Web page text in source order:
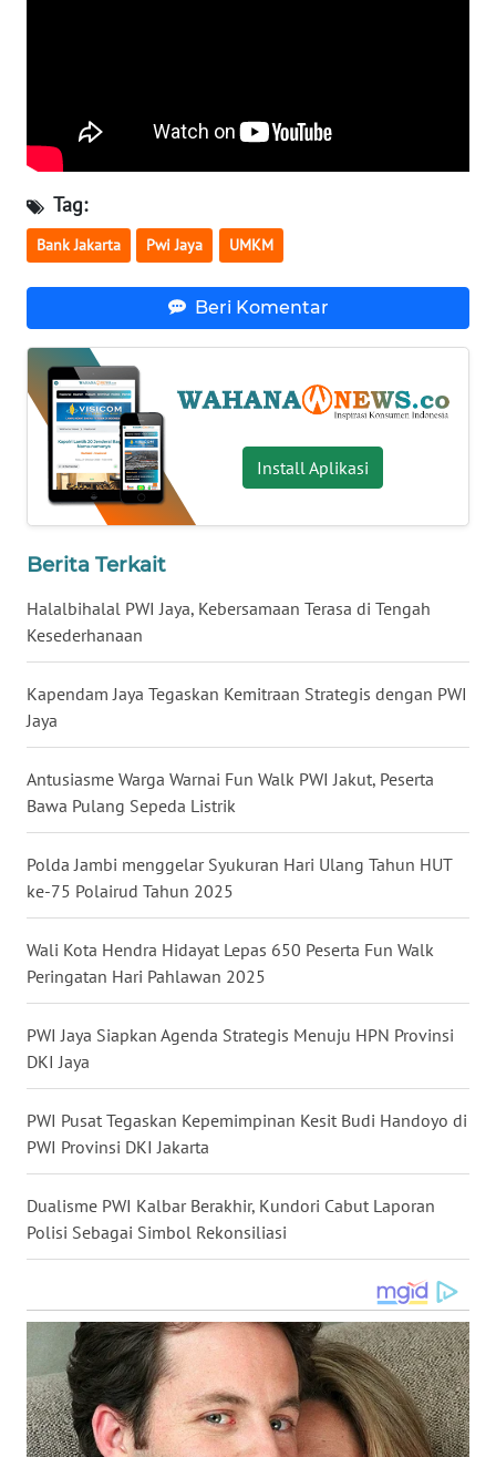
Tag:
Bank Jakarta Pwi Jaya UMKM
Beri Komentar
Install Aplikasi
Berita Terkait
Halalbihalal PWI Jaya, Kebersamaan Terasa di Tengah
Kesederhanaan
Kapendam Jaya Tegaskan Kemitraan Strategis dengan PWI
Jaya
Antusiasme Warga Warnai Fun Walk PWI Jakut, Peserta
Bawa Pulang Sepeda Listrik
Polda Jambi menggelar Syukuran Hari Ulang Tahun HUT
ke-75 Polairud Tahun 2025
Wali Kota Hendra Hidayat Lepas 650 Peserta Fun Walk
Peringatan Hari Pahlawan 2025
PWI Jaya Siapkan Agenda Strategis Menuju HPN Provinsi
DKI Jaya
PWI Pusat Tegaskan Kepemimpinan Kesit Budi Handoyo di
PWI Provinsi DKI Jakarta
Dualisme PWI Kalbar Berakhir, Kundori Cabut Laporan
Polisi Sebagai Simbol Rekonsiliasi
JOGJA
WN
JATIM
KALBAR
WN
KALTENG
WN
KALSEL
KALTIM
SULSEL
GORONTALO
SULUT
MALUKU
WN
MALUT
WN
DAIRI
WN
WN
NIAS
WN